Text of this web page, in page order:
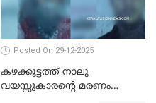
Posted On 29-12-2025
കഴക്കൂട്ടത്ത് നാലു
വയസ്സുകാരന്റെ മരണം